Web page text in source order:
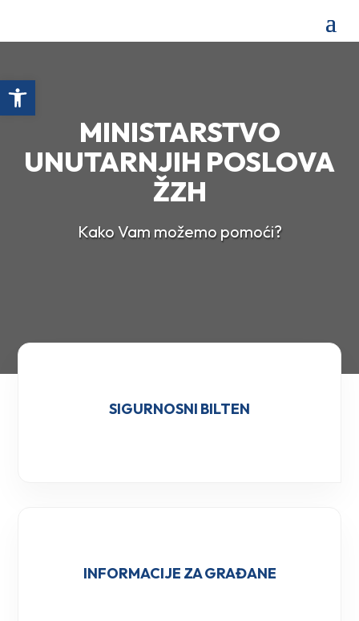
MINISTARSTVO
UNUTARNJIH POSLOVA
ŽZH
Kako Vam možemo pomoći?
SIGURNOSNI BILTEN
INFORMACIJE ZA GRAĐANE
Open toolbar